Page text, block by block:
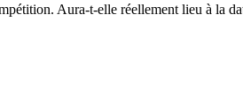
Aura-t-elle réellement lieu à la